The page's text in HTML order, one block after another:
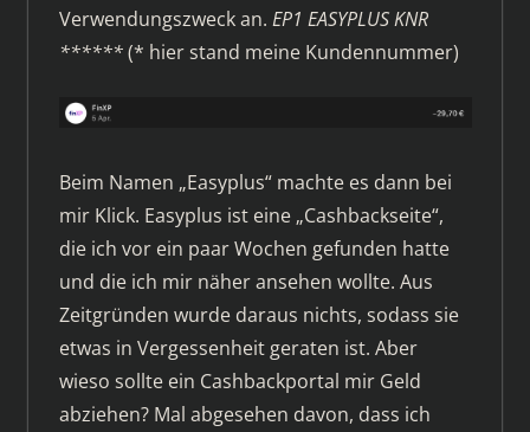
Verwendungszweck an. EP1 EASYPLUS KNR
******(* hier stand meine Kundennummer)
Beim Namen „Easyplus“ machte es dann bei
mir Klick. Easyplus ist eine „Cashbackseite“,
die ich vor ein paar Wochen gefunden hatte
und die ich mir näher ansehen wollte. Aus
Zeitgründen wurde daraus nichts, sodass sie
etwas in Vergessenheit geraten ist. Aber
wieso sollte ein Cashbackportal mir Geld
abziehen? Mal abgesehen davon, dass ich